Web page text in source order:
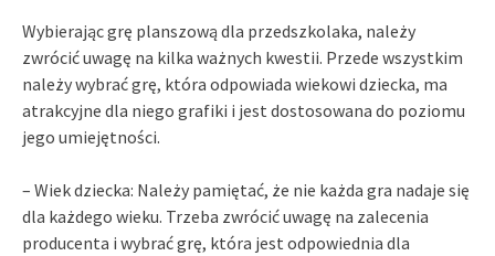
Wybierając grę planszową dla przedszkolaka, należy
zwrócić uwagę na kilka ważnych kwestii. Przede wszystkim
należy wybrać grę, która odpowiada wiekowi dziecka, ma
atrakcyjne dla niego grafiki i jest dostosowana do poziomu
jego umiejętności.
– Wiek dziecka: Należy pamiętać, że nie każda gra nadaje się
dla każdego wieku. Trzeba zwrócić uwagę na zalecenia
producenta i wybrać grę, która jest odpowiednia dla